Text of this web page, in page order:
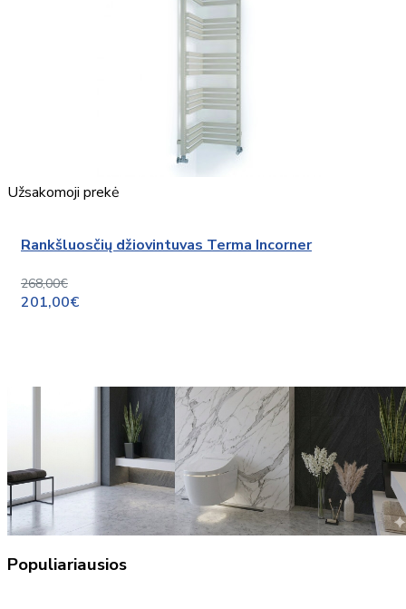
Užsakomoji prekė
Rankšluosčių džiovintuvas Terma Incorner
268,00€
201,00€
Populiariausios